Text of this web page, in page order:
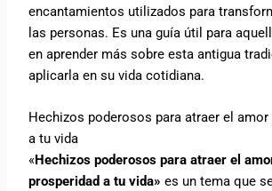
encantamientos utilizados para
las personas. Es una guía útil para
en aprender más sobre esta antigua
aplicarla en su vida cotidiana.
Hechizos poderosos para atraer el amor
a tu vida
«Hechizos poderosos para atraer el
prosperidad a tu vida» es un tema que